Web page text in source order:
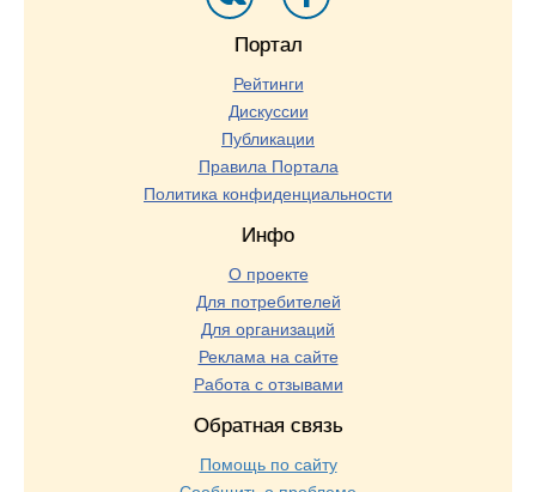
Портал
Рейтинги
Дискуссии
Публикации
Правила Портала
Политика конфиденциальности
Инфо
О проекте
Для потребителей
Для организаций
Реклама на сайте
Работа с отзывами
Обратная связь
Помощь по сайту